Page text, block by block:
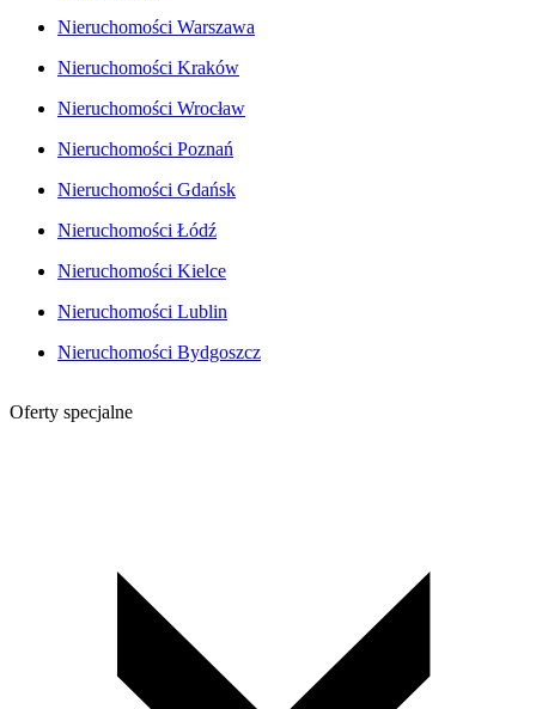
Nieruchomości Warszawa
Nieruchomości Kraków
Nieruchomości Wrocław
Nieruchomości Poznań
Nieruchomości Gdańsk
Nieruchomości Łódź
Nieruchomości Kielce
Nieruchomości Lublin
Nieruchomości Bydgoszcz
Oferty specjalne